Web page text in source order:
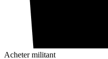
Acheter militant